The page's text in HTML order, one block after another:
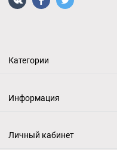
Категории
Информация
Личный кабинет